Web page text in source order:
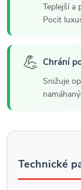
Teplejší a
Pocit
💪 Chrání
Snižuje
Technické